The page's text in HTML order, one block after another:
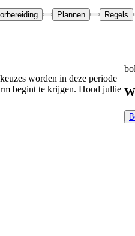
Plannen Regels
worden in deze periode
begint te krijgen. Houd jullie